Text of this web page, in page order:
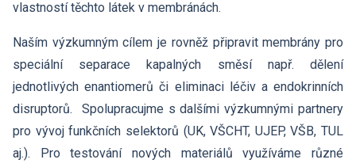
Veřejné zakázky
vlastností těchto látek v membránách.
Naším výzkumným cílem je rovněž připravit membrány pro
speciální separace kapalných směsí např. dělení
jednotlivých enantiomerů či eliminaci léčiv a endokrinních
disruptorů. Spolupracujme s dalšími výzkumnými partnery
pro vývoj funkčních selektorů (UK, VŠCHT, UJEP, VŠB, TUL
aj.). Pro testování nových materiálů využíváme různé